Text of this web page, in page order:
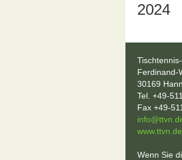
2024
Ferdinand-
30169
Tel. +49-
Fax +49-
www.ttvn.de
Wenn Sie